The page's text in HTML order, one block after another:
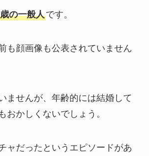
の一般人です。
も顔画像も公表されていません
ませんが、年齢的には結婚して
おかしくないでしょう。
ャだったというエピソードがあ